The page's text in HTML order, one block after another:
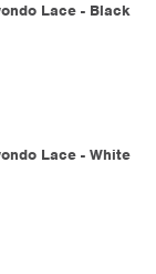
Lace - Black
Lace - White